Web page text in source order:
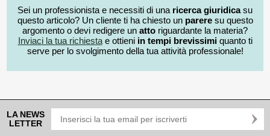
Sei un professionista e necessiti di una ricerca giuridicasu
questo articolo? Un cliente ti ha chiesto un pareresu questo
argomento o devi redigere un atto riguardante la materia?
Inviaci la tua richiestae ottieni in tempi brevissimiquanto ti
serve per lo svolgimento della tua attività professionale!
LA NEWS
LETTER